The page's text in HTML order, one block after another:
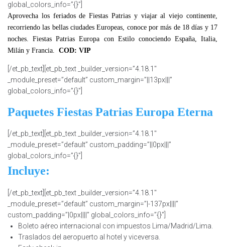
global_colors_info=”{}”]
Aprovecha los feriados de Fiestas Patrias y viajar al viejo continente,
recorriendo las bellas ciudades Europeas, conoce por más de 18 días y 17
noches. Fiestas Patrias Europa con Estilo conociendo España, Italia,
Milán y Francia. COD: VIP
[/et_pb_text][et_pb_text _builder_version=”4.18.1″
_module_preset=”default” custom_margin=”||13px|||”
global_colors_info=”{}”]
Paquetes Fiestas Patrias Europa Eterna
[/et_pb_text][et_pb_text _builder_version=”4.18.1″
_module_preset=”default” custom_padding=”||0px|||”
global_colors_info=”{}”]
Incluye:
[/et_pb_text][et_pb_text _builder_version=”4.18.1″
_module_preset=”default” custom_margin=”|-137px||||”
custom_padding=”|0px||||” global_colors_info=”{}”]
Boleto aéreo internacional con impuestos Lima/Madrid/Lima.
Traslados del aeropuerto al hotel y viceversa.